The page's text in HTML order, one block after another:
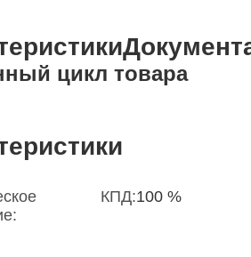
цикл товара
КПД:100 %